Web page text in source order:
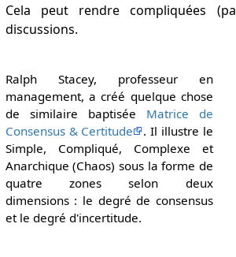
Cela peut rendre compliquées
discussions.
Ralph Stacey, professeur en
management, a créé quelque chose
de similaire baptisée Matrice de
Consensus & Certitude
. Il illustre le
Simple, Compliqué, Complexe et
Anarchique (Chaos) sous la forme de
quatre zones selon deux
dimensions : le degré de consensus
et le degré d'incertitude.